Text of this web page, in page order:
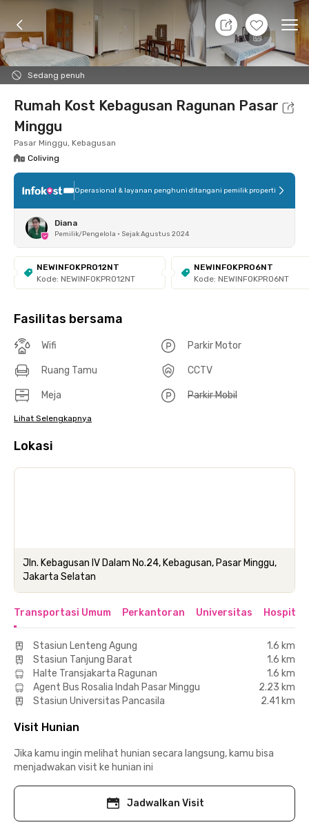
+8
Sedang penuh
8 Agt 26 - Belum tahu
Foto Fasilitas bersama Lokasi Kamar
Rumah Kost Kebagusan Ragunan Pasar
Minggu
Pasar Minggu, Kebagusan
Coliving
Operasional & layanan penghuni ditangani pemilik properti
Diana
Pemilik/Pengelola • Sejak Agustus 2024
NEWINFOKPRO12NT
Kode: NEWINFOKPRO12NT
NEWINFOKPRO6NT
Kode: NEWINFOKPRO6NT
Fasilitas bersama
Wifi Parkir Motor
Ruang Tamu CCTV
Meja Parkir Mobil
Lihat Selengkapnya
Lokasi
Jln. Kebagusan IV Dalam No.24, Kebagusan, Pasar Minggu,
Jakarta Selatan
Transportasi Umum Perkantoran Universitas Hospital
Stasiun Lenteng Agung
1.6 km
Stasiun Tanjung Barat
1.6 km
Halte Transjakarta Ragunan
1.6 km
Agent Bus Rosalia Indah Pasar Minggu
2.23 km
Stasiun Universitas Pancasila
2.41 km
Visit Hunian
Jika kamu ingin melihat hunian secara langsung, kamu bisa
menjadwakan visit ke hunian ini
Jadwalkan Visit